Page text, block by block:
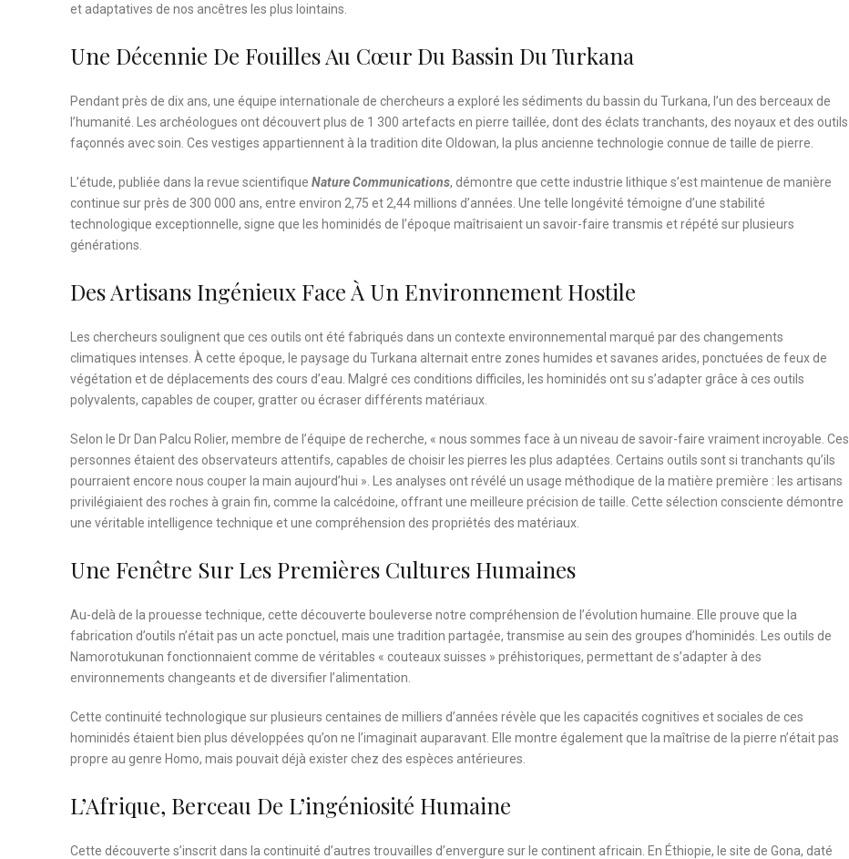
et adaptatives de nos ancêtres les plus lointains.
Une Décennie De Fouilles Au Cœur Du Bassin Du Turkana
Pendant près de dix ans, une équipe internationale de chercheurs a exploré les sédiments du bassin du Turkana, l’un des berceaux de
l’humanité. Les archéologues ont découvert plus de 1 300 artefacts en pierre taillée, dont des éclats tranchants, des noyaux et des outils
façonnés avec soin. Ces vestiges appartiennent à la tradition dite Oldowan, la plus ancienne technologie connue de taille de pierre.
L’étude, publiée dans la revue scientifique Nature Communications, démontre que cette industrie lithique s’est maintenue de manière
continue sur près de 300 000 ans, entre environ 2,75 et 2,44 millions d’années. Une telle longévité témoigne d’une stabilité
technologique exceptionnelle, signe que les hominidés de l’époque maîtrisaient un savoir-faire transmis et répété sur plusieurs
générations.
Des Artisans Ingénieux Face À Un Environnement Hostile
Les chercheurs soulignent que ces outils ont été fabriqués dans un contexte environnemental marqué par des changements
climatiques intenses. À cette époque, le paysage du Turkana alternait entre zones humides et savanes arides, ponctuées de feux de
végétation et de déplacements des cours d’eau. Malgré ces conditions difficiles, les hominidés ont su s’adapter grâce à ces outils
polyvalents, capables de couper, gratter ou écraser différents matériaux.
Selon le Dr Dan Palcu Rolier, membre de l’équipe de recherche, « nous sommes face à un niveau de savoir-faire vraiment incroyable. Ces
personnes étaient des observateurs attentifs, capables de choisir les pierres les plus adaptées. Certains outils sont si tranchants qu’ils
pourraient encore nous couper la main aujourd’hui ». Les analyses ont révélé un usage méthodique de la matière première : les artisans
privilégiaient des roches à grain fin, comme la calcédoine, offrant une meilleure précision de taille. Cette sélection consciente démontre
une véritable intelligence technique et une compréhension des propriétés des matériaux.
Une Fenêtre Sur Les Premières Cultures Humaines
Au-delà de la prouesse technique, cette découverte bouleverse notre compréhension de l’évolution humaine. Elle prouve que la
fabrication d’outils n’était pas un acte ponctuel, mais une tradition partagée, transmise au sein des groupes d’hominidés. Les outils de
Namorotukunan fonctionnaient comme de véritables « couteaux suisses » préhistoriques, permettant de s’adapter à des
environnements changeants et de diversifier l’alimentation.
Cette continuité technologique sur plusieurs centaines de milliers d’années révèle que les capacités cognitives et sociales de ces
hominidés étaient bien plus développées qu’on ne l’imaginait auparavant. Elle montre également que la maîtrise de la pierre n’était pas
propre au genre Homo, mais pouvait déjà exister chez des espèces antérieures.
L’Afrique, Berceau De L’ingéniosité Humaine
Cette découverte s’inscrit dans la continuité d’autres trouvailles d’envergure sur le continent africain. En Éthiopie, le site de Gona, daté